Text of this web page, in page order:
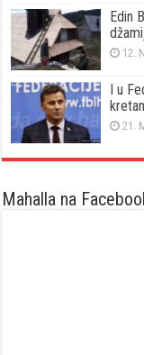
Edin
12.
I u
21.
Mahalla na